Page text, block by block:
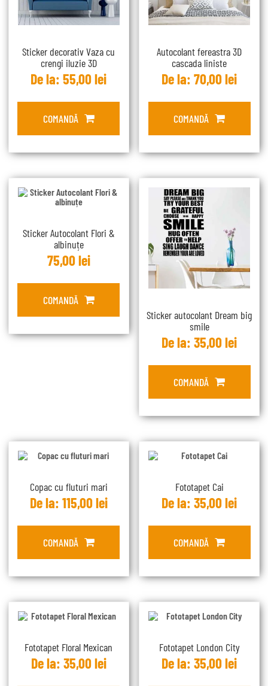
Sticker decorativ Vaza cu
crengi iluzie 3D
De la:55,00lei
COMANDĂ
Autocolant fereastra 3D
cascada liniste
De la:70,00lei
COMANDĂ
Sticker Autocolant Flori &
albinuțe
75,00lei
COMANDĂ
Sticker autocolant Dream big
smile
De la:35,00lei
COMANDĂ
Copac cu fluturi mari
De la: 115,00lei
COMANDĂ
Fototapet Cai
De la:35,00lei
COMANDĂ
Fototapet Floral Mexican
De la: 35,00lei
Fototapet London City
De la:35,00lei